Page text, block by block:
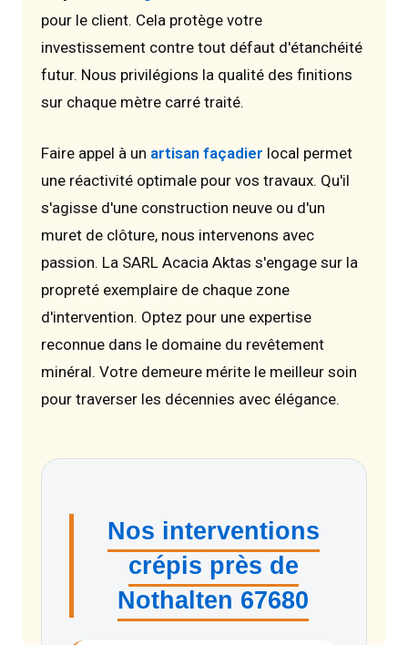
pour le client. Cela protège votre
investissement contre tout défaut d'étanchéité
futur. Nous privilégions la qualité des finitions
sur chaque mètre carré traité.
Faire appel à un artisan façadier local permet
une réactivité optimale pour vos travaux. Qu'il
s'agisse d'une construction neuve ou d'un
muret de clôture, nous intervenons avec
passion. La SARL Acacia Aktas s'engage sur la
propreté exemplaire de chaque zone
d'intervention. Optez pour une expertise
reconnue dans le domaine du revêtement
minéral. Votre demeure mérite le meilleur soin
pour traverser les décennies avec élégance.
Nos interventions
crépis près de
Nothalten 67680